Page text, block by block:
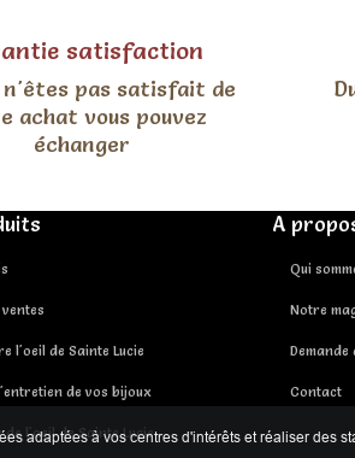
satisfaction
n'êtes pas satisfait de
achat vous pouvez
échanger
l'oeil de Sainte Lucie
de vos bijoux
de l'oeil de Sainte Lucie
A
Qui
Notre
Contact
adaptées à vos centres d'intérêts et réaliser des